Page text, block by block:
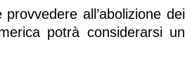
all’abolizione dei
potrà considerarsi un